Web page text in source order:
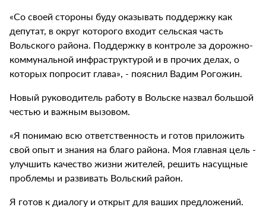
«Со своей стороны буду оказывать поддержку как
депутат, в округ которого входит сельская часть
Вольского района. Поддержку в контроле за дорожно-
коммунальной инфраструктурой и в прочих делах, о
которых попросит глава», - пояснил Вадим Рогожин.
Новый руководитель работу в Вольске назвал большой
честью и важным вызовом.
«Я понимаю всю ответственность и готов приложить
свой опыт и знания на благо района. Моя главная цель -
улучшить качество жизни жителей, решить насущные
проблемы и развивать Вольский район.
Я готов к диалогу и открыт для ваших предложений.